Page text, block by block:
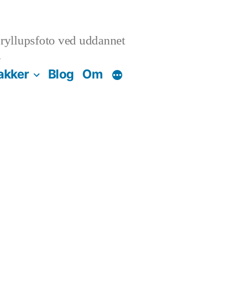
ved uddannet
Blog Om